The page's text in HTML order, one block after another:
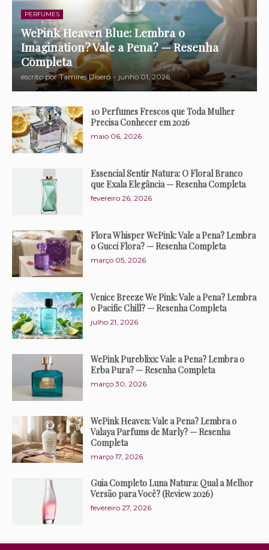
PERFUMES
WePink Heaven Blue: Lembra o
Imagination? Vale a Pena? — Resenha
Completa
escrito por Tamires Diseró - junho 01, 2026
10 Perfumes Frescos que Toda Mulher
Precisa Conhecer em 2026
maio 06, 2026
Essencial Sentir Natura: O Floral Branco
que Exala Elegância — Resenha Completa
fevereiro 26, 2026
Flora Whisper WePink: Vale a Pena? Lembra
o Gucci Flora? — Resenha Completa
março 05, 2026
Venice Breeze We Pink: Vale a Pena? Lembra
o Pacific Chill? — Resenha Completa
julho 21, 2026
WePink Pureblixx: Vale a Pena? Lembra o
Erba Pura? — Resenha Completa
março 30, 2026
WePink Heaven: Vale a Pena? Lembra o
Valaya Parfums de Marly? — Resenha
Completa
março 17, 2026
Guia Completo Luna Natura: Qual a Melhor
Versão para Você? (Review 2026)
fevereiro 27, 2026